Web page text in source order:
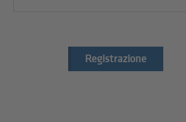
Registrazione